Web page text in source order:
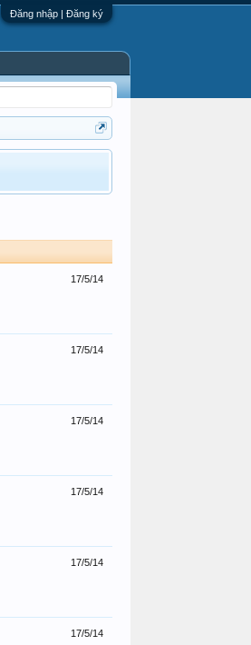
Đăng nhập | Đăng ký
17/5/14
17/5/14
17/5/14
17/5/14
17/5/14
17/5/14